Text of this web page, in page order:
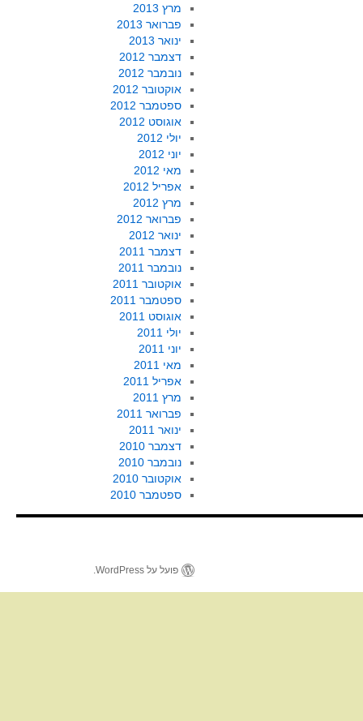
מרץ 2013
פברואר 2013
ינואר 2013
דצמבר 2012
נובמבר 2012
אוקטובר 2012
ספטמבר 2012
אוגוסט 2012
יולי 2012
יוני 2012
מאי 2012
אפריל 2012
מרץ 2012
פברואר 2012
ינואר 2012
דצמבר 2011
נובמבר 2011
אוקטובר 2011
ספטמבר 2011
אוגוסט 2011
יולי 2011
יוני 2011
מאי 2011
אפריל 2011
מרץ 2011
פברואר 2011
ינואר 2011
דצמבר 2010
נובמבר 2010
אוקטובר 2010
ספטמבר 2010
פועל על WordPress.